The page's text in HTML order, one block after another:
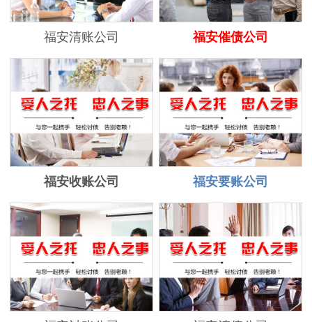
福安清账公司 福安催债公司
福安收账公司 福安要账公司